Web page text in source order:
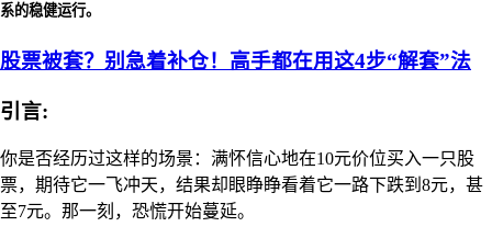
系的稳健运行。
股票被套？别急着补仓！高手都在用这4步“解套”法
引言:
你是否经历过这样的场景：满怀信心地在10元价位买入一只股
票，期待它一飞冲天，结果却眼睁睁看着它一路下跌到8元，甚
至7元。那一刻，恐慌开始蔓延。